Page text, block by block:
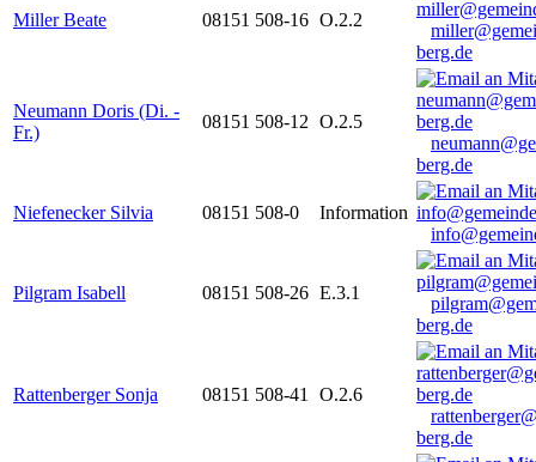
Miller Beate 08151 508-16 O.2.2
berg.de
Neumann Doris (Di. -
Fr.)
08151 508-12 O.2.5
berg.de
Niefenecker Silvia 08151 508-0
Information
Pilgram Isabell 08151 508-26 E.3.1
berg.de
Rattenberger Sonja 08151 508-41
O.2.6
berg.de